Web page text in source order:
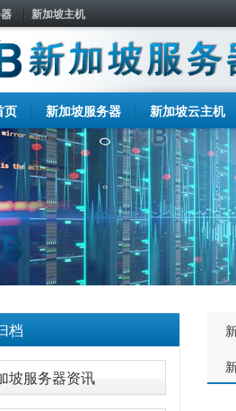
新加坡主机
页 新加坡服务器 新加坡云主机
档
坡服务器资讯